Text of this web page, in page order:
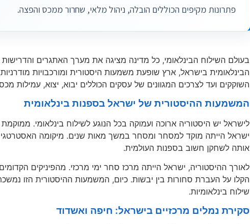
פתרונות מקיפים הכוללים הובלה, ניהול מלאי, שחרור ממכס והפצה.
בעולם השילוח הבינלאומי, כל מדינה מציגה את מערך האתגרים
הבינלאומית בישראל, ארץ שופעת משמעות היסטורית ומורכבויות
השוקקים ועד לצרכים המגוונים של עסקים הכוללים יבוא, יצוא, עמילות
המשמעות ההיסטורית של ישראל בספנות בינלאומית
לישראל יש היסטוריה ארוכה ועמוקה בכל הנוגע לשילוח בינלאומי.
ישראל הייתה מוקד למסחר ומסחר במשך מאות שנים. מיקומה האסטרטגי
אותה לשחקן חשוב בספנות העולמית.
לאורך ההיסטוריה, ישראל הייתה מרכז סחר ימי מרכזי. מהפיניקים
הקלו על העברת סחורות בין יבשות. כיום, המשמעות ההיסטורית הזו
שילוח בינלאומיות.
סקירת נמלים מרכזיים בישראל: חיפה ואשדוד